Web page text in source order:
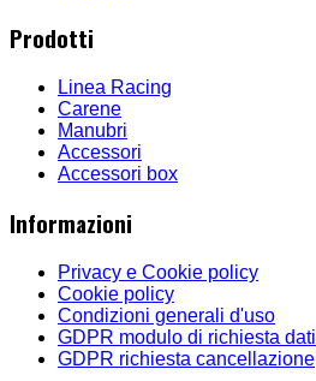
Prodotti
Linea Racing
Carene
Manubri
Accessori
Accessori box
Informazioni
Privacy e Cookie policy
Cookie policy
Condizioni generali d'uso
GDPR modulo di richiesta dati
GDPR richiesta cancellazione